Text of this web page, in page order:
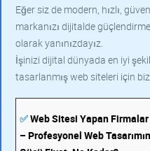
Eğer siz de modern, hızlı,
markanızı dijitalde
olarak yanınızdayız.
İşinizi dijital dünyada en iyi
tasarlanmış web siteleri için
✅Web Sitesi Yapan Firmalar
– Profesyonel Web Tasarımın